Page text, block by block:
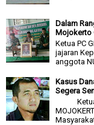
Dalam
Mojokerto
Ketua PC
jajaran
anggota
Kasus
Segera
Ketua